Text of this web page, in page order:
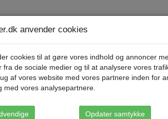
Destinationer Rejsetyper
kulturby
anvender cookies
cookies til at gøre vores indhold og annoncer
fra de sociale medier og til at analysere vores
af vores website med vores partnere inden for
med vores analysepartnere.
Opdater samtykke